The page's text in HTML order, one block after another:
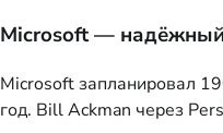
Microsoft —
Microsoft запланировал
год. Bill Ackman через